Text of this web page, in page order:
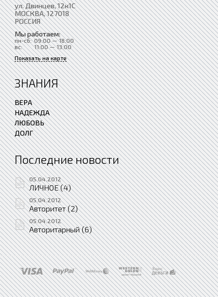
ул. Двинцев, 12к1С
МОСКВА, 127018
РОССИЯ
Мы работаем:
пн-сб: 09:00 — 18:00
вс:
11:00 — 13:00
Показать на карте
ЗНАНИЯ
ВЕРА
НАДЕЖДА
ЛЮБОВЬ
ДОЛГ
Последние новости
05.04.2012
ЛИЧНОЕ (4)
05.04.2012
Авторитет (2)
05.04.2012
Авторитарный (6)